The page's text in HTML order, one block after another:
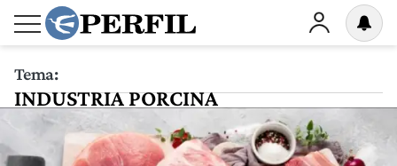
Tema:
INDUSTRIA PORCINA